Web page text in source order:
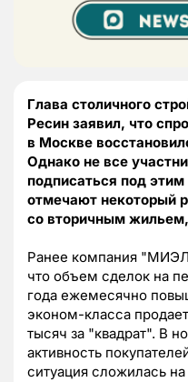
Глава столичного
Ресин заявил, что
в Москве
Однако не все
подписаться под
отмечают некоторый
со вторичным
Ранее компания
что объем сделок на
года ежемесячно
эконом-класса
тысяч за "квадрат". В
активность
ситуация сложилась